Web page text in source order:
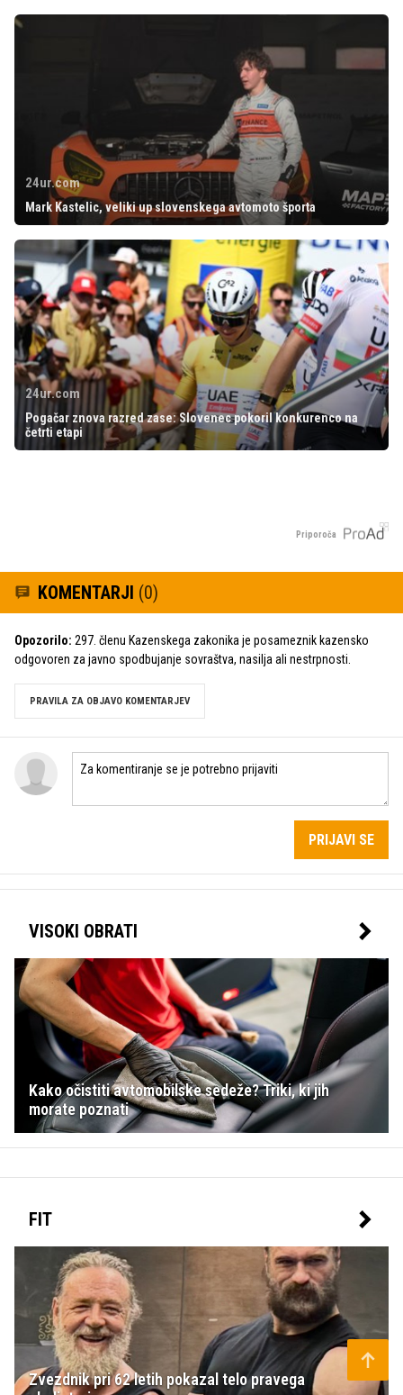
24ur.com
Mark Kastelic, veliki up slovenskega avtomoto športa
24ur.com
Pogačar znova razred zase: Slovenec pokoril konkurenco na
četrti etapi
Priporoča
KOMENTARJI (0)
Opozorilo: 297. členu Kazenskega zakonika je posameznik kazensko
odgovoren za javno spodbujanje sovraštva, nasilja ali nestrpnosti.
PRAVILA ZA OBJAVO KOMENTARJEV
PRIJAVI SE
VISOKI OBRATI
Kako očistiti avtomobilske sedeže? Triki, ki jih
morate poznati
FIT
Zvezdnik pri 62 letih pokazal telo pravega